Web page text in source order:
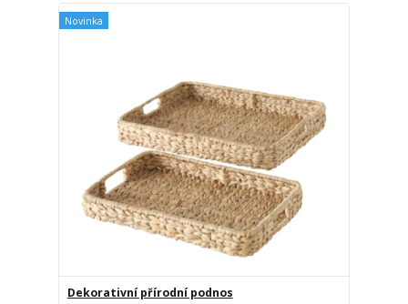
Novinka
Dekorativní přírodní podnos